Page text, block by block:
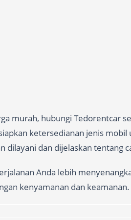
murah, hubungi Tedorentcar
ketersedianan jenis
dilayani dan dijelaskan tentang
Anda lebih
kenyamanan dan